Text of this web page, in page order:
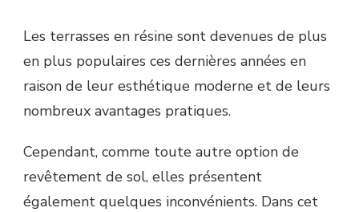
Les terrasses en résine sont devenues de plus
en plus populaires ces dernières années en
raison de leur esthétique moderne et de leurs
nombreux avantages pratiques.
Cependant, comme toute autre option de
revêtement de sol, elles présentent
également quelques inconvénients. Dans cet